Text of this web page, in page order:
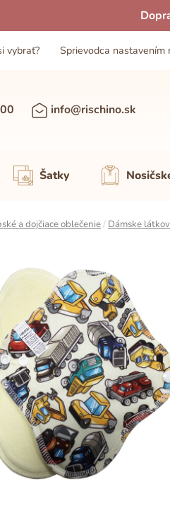
vybrať? Sprievodca nastavením
info@rischino.sk
Šatky
a dojčiace oblečenie/ Dámske